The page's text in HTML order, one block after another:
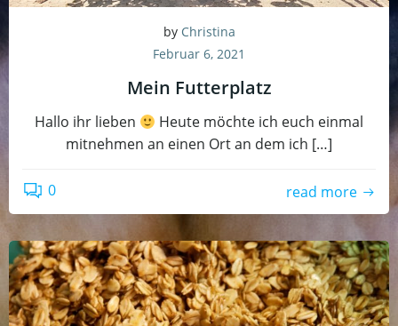
by Christina
Februar 6, 2021
Mein Futterplatz
Hallo ihr lieben
Heute möchte ich euch einmal
mitnehmen an einen Ort an dem ich […]
0 read more